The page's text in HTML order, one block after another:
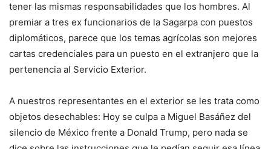
tener las mismas responsabilidades que los hombres. Al
premiar a tres ex funcionarios de la Sagarpa con puestos
diplomáticos, parece que los temas agrícolas son mejores
cartas credenciales para un puesto en el extranjero que la
pertenencia al Servicio Exterior.
A nuestros representantes en el exterior se les trata como
objetos desechables: Hoy se culpa a Miguel Basáñez del
silencio de México frente a Donald Trump, pero nada se